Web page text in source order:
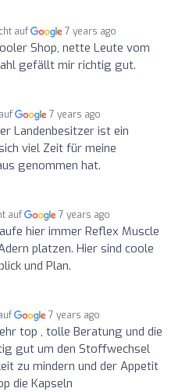
auf 7 years ago
Shop, nette Leute vom
gefällt mir richtig gut.
7 years ago
Landenbesitzer ist ein
viel Zeit für meine
genommen hat.
auf 7 years ago
hier immer Reflex Muscle
platzen. Hier sind coole
und Plan.
7 years ago
top , tolle Beratung und die
gut um den Stoffwechsel
zu mindern und der Appetit
die Kapseln